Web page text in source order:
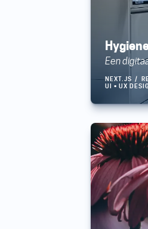
Een
NEXT.JS
UI • UX